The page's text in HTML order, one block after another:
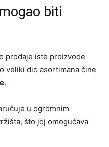
biti
prodaje iste proizvode
veliki dio asortimana čine
.
u ogromnim
što joj omogućava